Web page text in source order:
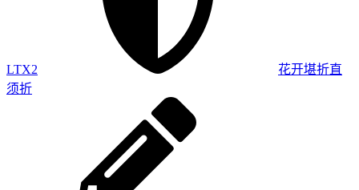
LTX2
花开堪折直
须折